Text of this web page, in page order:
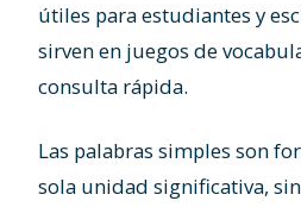
útiles para estudiantes y
sirven en juegos de
consulta rápida.
Las palabras simples son
sola unidad significativa,